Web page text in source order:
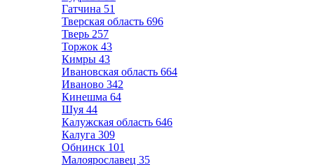
Гатчина 51
Тверская область 696
Тверь 257
Торжок 43
Кимры 43
Ивановская область 664
Иваново 342
Кинешма 64
Шуя 44
Калужская область 646
Калуга 309
Обнинск 101
Малоярославец 35